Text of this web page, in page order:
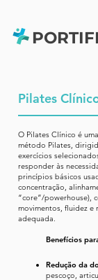
Pilates
O Pilates Clínico é
método Pilates,
exercícios
responder às
princípios básicos
concentração,
“core”/powerhouse),
movimentos, fluidez e
adequada.
Benefícios
Redução da
pescoço,